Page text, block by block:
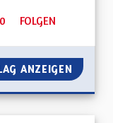
50 FOLLOWER
FOLGEN
DES WEEKENDS
ANZEIGEN DES